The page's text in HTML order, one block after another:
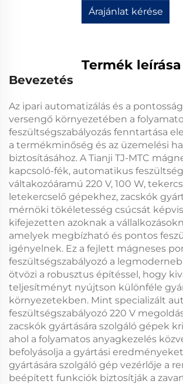
Árajánlat kérése
Termék leírása
Bevezetés
Az ipari automatizálás és a
versengő környezetében a
feszültségszabályozás fenntartása
a termékminőség és az üzemelési
biztosításához. A Tianji TJ-MTC
kapcsoló-fék, automatikus
váltakozóáramú 220 V, 100 W,
letekercselő gépekhez, zacskók
mérnöki tökéletesség csúcsát
kifejezetten azoknak a
amelyek megbízható és pontos
igényelnek. Ez a fejlett mágneses
feszültségszabályozó a
ötvözi a robusztus építéssel, hogy
teljesítményt nyújtson különféle
környezetekben. Mint specializált
feszültségszabályozó 220 V
zacskók gyártására szolgáló gépek
ahol a folyamatos anyagkezelés
befolyásolja a gyártási
gyártására szolgáló gép vezérlője a
beépített funkciók biztosítják a